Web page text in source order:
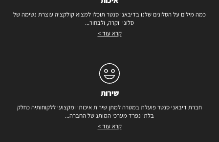
כמה מילים על הסלונים שלנו בדיבאני סנטר תוכלו למצוא קולקציה עוצרת נשימה של
סלוני יוקרה, ולבחור...
קרא עוד >
שירות
חברת דיבאני סנטר פועלת במטרה למתן שירות איכותי ומקצועי ללקוחותיה כחלק
בלתי נפרד מערכי המותג של החברה...
קרא עוד >